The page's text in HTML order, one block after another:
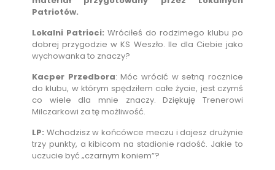
Patriotów.
Lokalni Patrioci:Wróciłeś do rodzimego klubu po
dobrej przygodzie w KS Weszło. Ile dla Ciebie jako
wychowanka to znaczy?
Kacper Przedbora: Móc wrócić w setną rocznice
do klubu, w którym spędziłem całe życie, jest czymś
co wiele dla mnie znaczy. Dziękuję Trenerowi
Milczarkowi za tę możliwość.
LP: Wchodzisz w końcówce meczu i dajesz drużynie
trzy punkty, a kibicom na stadionie radość. Jakie to
uczucie być „czarnym koniem”?